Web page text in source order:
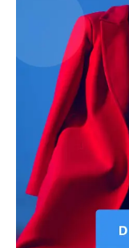
Subscription Plans
My account